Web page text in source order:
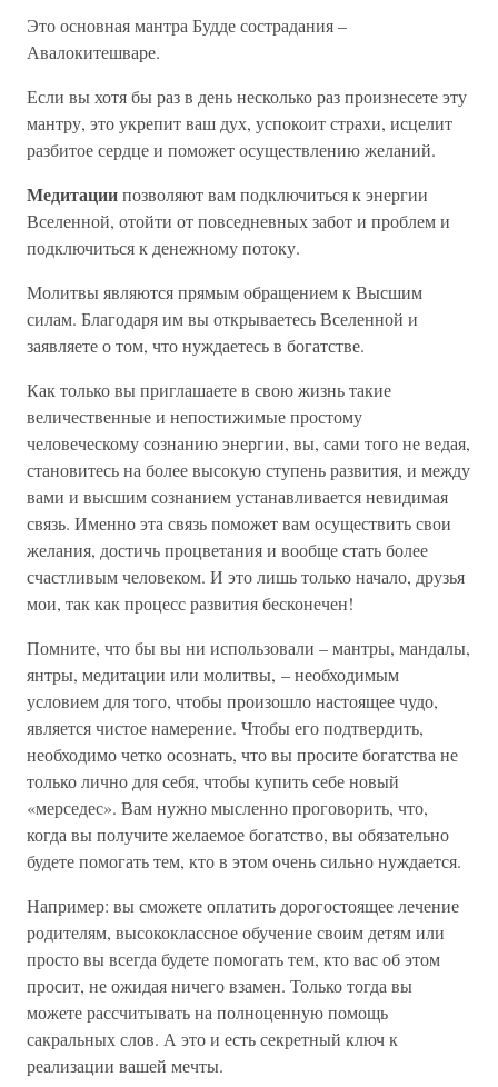
Это основная мантра Будде сострадания –
Авалокитешваре.
Если вы хотя бы раз в день несколько раз произнесете эту
мантру, это укрепит ваш дух, успокоит страхи, исцелит
разбитое сердце и поможет осуществлению желаний.
Медитациипозволяют вам подключиться к энергии
Вселенной, отойти от повседневных забот и проблем и
подключиться к денежному потоку.
Молитвы являются прямым обращением к Высшим
силам. Благодаря им вы открываетесь Вселенной и
заявляете о том, что нуждаетесь в богатстве.
Как только вы приглашаете в свою жизнь такие
величественные и непостижимые простому
человеческому сознанию энергии, вы, сами того не ведая,
становитесь на более высокую ступень развития, и между
вами и высшим сознанием устанавливается невидимая
связь. Именно эта связь поможет вам осуществить свои
желания, достичь процветания и вообще стать более
счастливым человеком. И это лишь только начало, друзья
мои, так как процесс развития бесконечен!
Помните, что бы вы ни использовали – мантры, мандалы,
янтры, медитации или молитвы, – необходимым
условием для того, чтобы произошло настоящее чудо,
является чистое намерение. Чтобы его подтвердить,
необходимо четко осознать, что вы просите богатства не
только лично для себя, чтобы купить себе новый
«мерседес». Вам нужно мысленно проговорить, что,
когда вы получите желаемое богатство, вы обязательно
будете помогать тем, кто в этом очень сильно нуждается.
Например: вы сможете оплатить дорогостоящее лечение
родителям, высококлассное обучение своим детям или
просто вы всегда будете помогать тем, кто вас об этом
просит, не ожидая ничего взамен. Только тогда вы
можете рассчитывать на полноценную помощь
сакральных слов. А это и есть секретный ключ к
реализации вашей мечты.